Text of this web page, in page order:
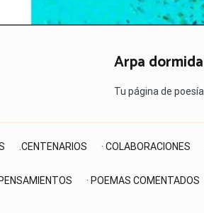
Arpa dormida
Tu página de poesía
.CENTENARIOS · COLABORACIONES
· POEMAS COMENTADOS